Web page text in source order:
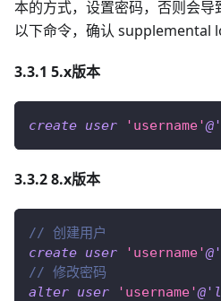
本的方式，设置密码，否则会
以下命令，确认 supplemental
3.3.1 5.x版本
create user 'username'
3.3.2 8.x版本
// 创建用户
create user 'username'
// 修改密码
alter user 'username'